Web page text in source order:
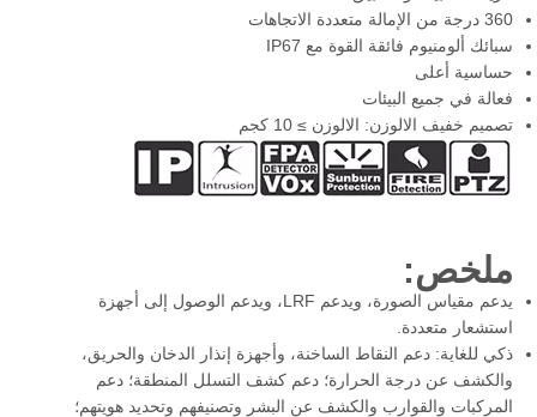
360 درجة من الإمالة متعددة الاتجاهات
سبائك ألومنيوم فائقة القوة مع IP67
حساسية أعلى
فعالة في جميع البيئات
تصميم خفيف الالوزن: الالوزن ≥ 10 كجم
ملخص:
يدعم مقياس الصورة، ويدعم LRF، ويدعم الوصول إلى أجهزة
استشعار متعددة.
ذكي للغاية: دعم النقاط الساخنة، وأجهزة إنذار الدخان والحريق،
والكشف عن درجة الحرارة؛ دعم كشف التسلل المنطقة؛ دعم
المركبات والقوارب والكشف عن البشر وتصنيفهم وتحديد هويتهم؛